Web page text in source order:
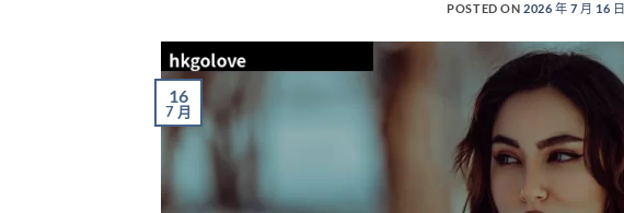
POSTED ON 2026 年 7 月 16 日
16
7 月